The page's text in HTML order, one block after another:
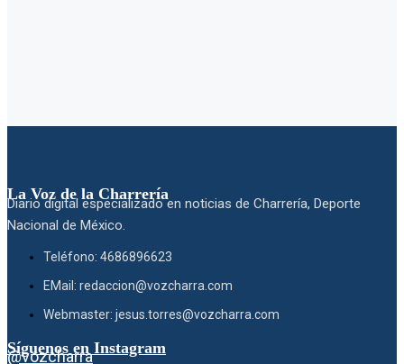
La Voz de la Charrería
Diario digital especializado en noticias de Charrería, Deporte
Nacional de México.
Teléfono: 4686896623
EMail: redaccion@vozcharra.com
Webmaster: jesus.torres@vozcharra.com
Síguenos en Instagram
@vozcharra